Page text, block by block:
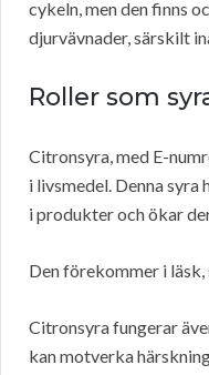
cykeln, men den finns
djurvävnader, särskilt
Roller som
Citronsyra, med E-
i livsmedel. Denna
i produkter och ökar
Den förekommer i
Citronsyra fungerar
kan motverka